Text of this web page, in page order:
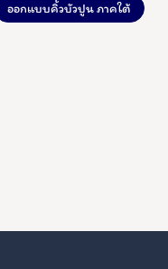
ออกแบบคิ้วบัวปูน ภาคใต้